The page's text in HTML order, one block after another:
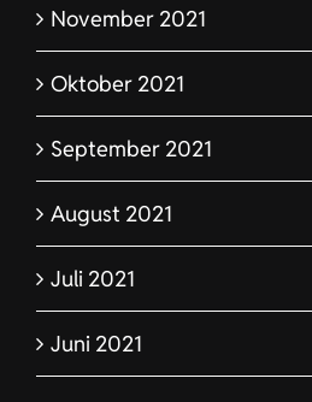
November 2021
Oktober 2021
September 2021
August 2021
Juli 2021
Juni 2021